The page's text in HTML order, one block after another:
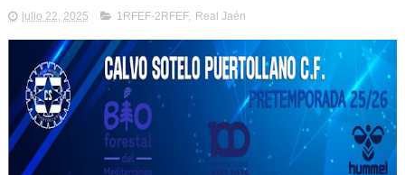
julio 22, 2025 1RFEF-2RFEF, Real Jaén